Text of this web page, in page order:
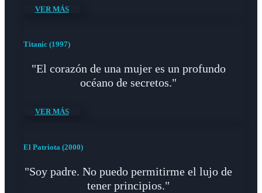
VER MÁS
Titanic (1997)
"El corazón de una mujer es un profundo
océano de secretos."
VER MÁS
El Patriota (2000)
"Soy padre. No puedo permitirme el lujo de
tener principios."